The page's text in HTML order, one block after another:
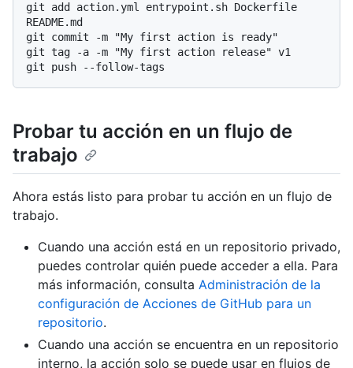
git add action.yml entrypoint.sh Dockerfile
README.md
git commit -m "My first action is ready"
git tag -a -m "My first action release" v1
Probar tu acción en un flujo de
trabajo
Ahora estás listo para probar tu acción en un flujo de
trabajo.
Cuando una acción está en un repositorio privado,
puedes controlar quién puede acceder a ella. Para
más información, consulta Administración de la
configuración de Acciones de GitHub para un
repositorio.
Cuando una acción se encuentra en un repositorio
interno, la acción solo se puede usar en flujos de